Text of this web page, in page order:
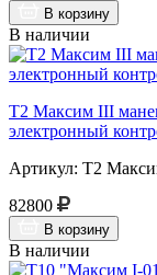
В корзину
В наличии
Т2 Максим III
электронный
Артикул: Т2
82800
В корзину
В наличии